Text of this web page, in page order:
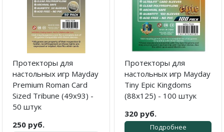
Протекторы для
настольных игр Mayday
Premium Roman Card
Sized Tribune (49x93) -
50 штук
250 руб.
Протекторы для
настольных игр Mayday
Tiny Epic Kingdoms
(88x125) - 100 штук
320 руб.
Подробнее